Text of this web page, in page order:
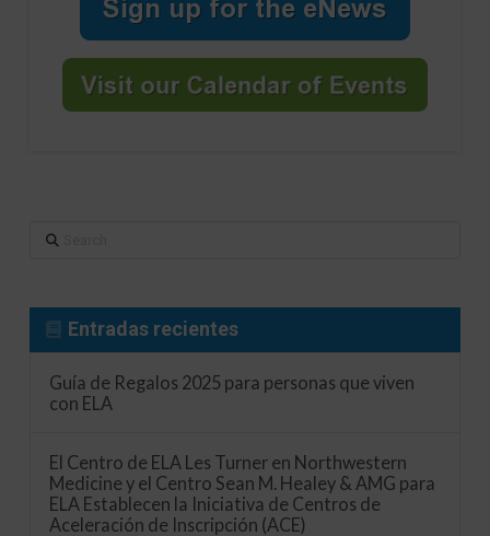
Search
Entradas recientes
Guía de Regalos 2025 para personas que viven
con ELA
El Centro de ELA Les Turner en Northwestern
Medicine y el Centro Sean M. Healey & AMG para
ELA Establecen la Iniciativa de Centros de
Aceleración de Inscripción (ACE)